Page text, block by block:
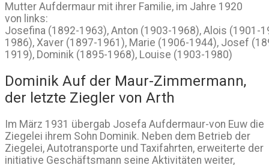
Mutter Aufdermaur mit ihrer Familie, im Jahre 1920
von links:
Josefina (1892-1963), Anton (1903-1968), Alois (1901-
1986), Xaver (1897-1961), Marie (1906-1944), Josef
1919), Dominik (1895-1968), Louise (1903-1980)
Dominik Auf der Maur-Zimmermann,
der letzte Ziegler von Arth
Im März 1931 übergab Josefa Aufdermaur-von Euw die
Ziegelei ihrem Sohn Dominik. Neben dem Betrieb der
Ziegelei, Autotransporte und Taxifahrten, erweiterte der
initiative Geschäftsmann seine Aktivitäten weiter,